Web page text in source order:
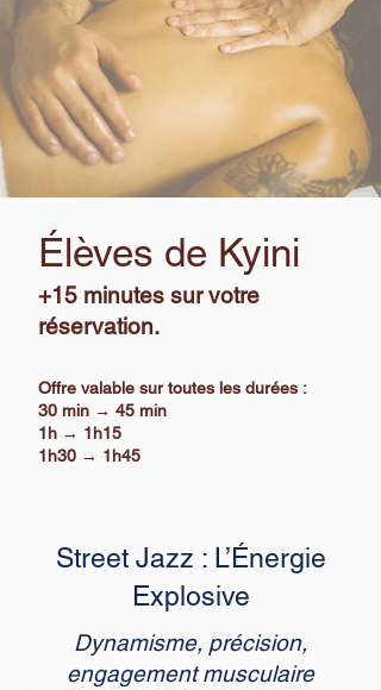
Élèves de Kyini
+15 minutes sur votre
réservation.
Offre valable sur toutes les durées :
30 min → 45 min
1h → 1h15
1h30 → 1h45
Street Jazz : L’Énergie
Explosive
Dynamisme, précision,
engagement musculaire